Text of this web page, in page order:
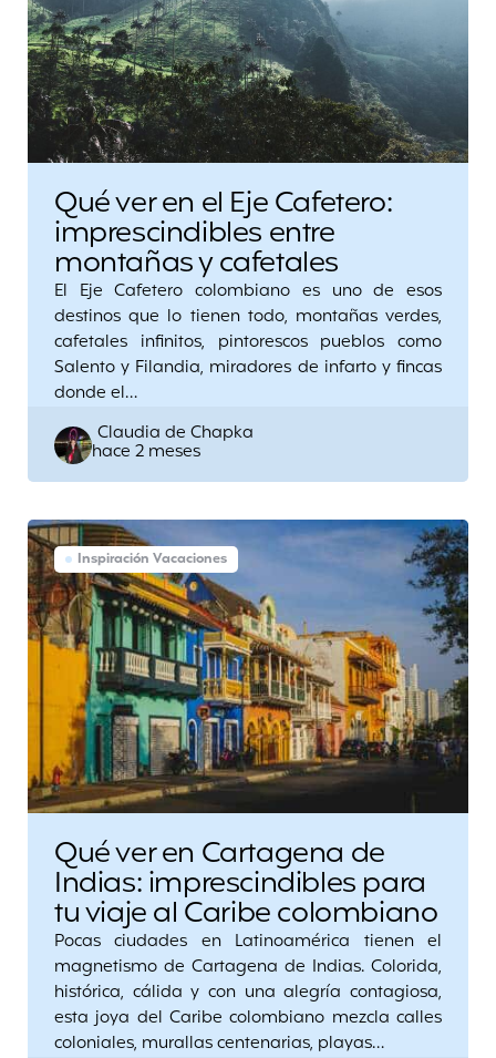
Qué ver en el Eje Cafetero:
imprescindibles entre
montañas y cafetales
El Eje Cafetero colombiano es uno de esos
destinos que lo tienen todo, montañas verdes,
cafetales infinitos, pintorescos pueblos como
Salento y Filandia, miradores de infarto y fincas
donde el…
Posted
by
Claudia de Chapka
hace 2 meses
Inspiración Vacaciones
Qué ver en Cartagena de
Indias: imprescindibles para
tu viaje al Caribe colombiano
Pocas ciudades en Latinoamérica tienen el
magnetismo de Cartagena de Indias. Colorida,
histórica, cálida y con una alegría contagiosa,
esta joya del Caribe colombiano mezcla calles
coloniales, murallas centenarias, playas…